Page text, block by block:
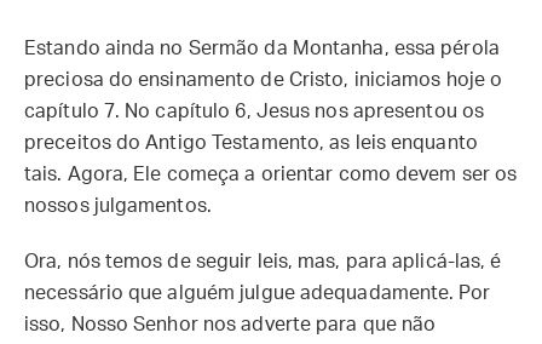
Estando ainda no Sermão da Montanha, essa pérola
preciosa do ensinamento de Cristo, iniciamos hoje o
capítulo 7. No capítulo 6, Jesus nos apresentou os
preceitos do Antigo Testamento, as leis enquanto
tais. Agora, Ele começa a orientar como devem ser os
nossos julgamentos.
Ora, nós temos de seguir leis, mas, para aplicá-las, é
necessário que alguém julgue adequadamente. Por
isso, Nosso Senhor nos adverte para que não